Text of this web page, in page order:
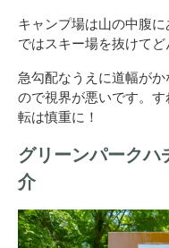
キャンプ場は山の中腹
ではスキー場を抜けてど
急勾配なうえに道幅が
ので視界が悪いです。
転は慎重に！
グリーンパークハ
介